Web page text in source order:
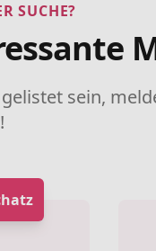
SUCHE?
sein,